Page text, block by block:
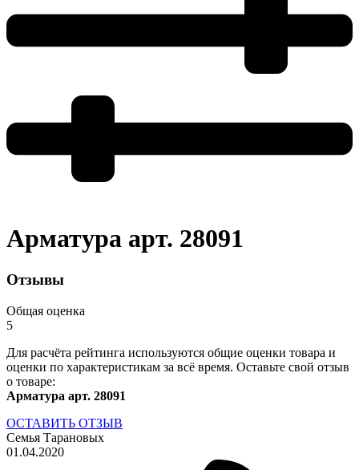
Арматура арт. 28091
Отзывы
Общая оценка
5
Для расчёта рейтинга используются общие оценки товара и
оценки по характеристикам за всё время. Оставьте свой отзыв
о товаре:
Арматура арт. 28091
ОСТАВИТЬ ОТЗЫВ
Семья Тарановых
01.04.2020